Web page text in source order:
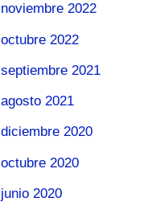
noviembre 2022
octubre 2022
septiembre 2021
agosto 2021
diciembre 2020
octubre 2020
junio 2020